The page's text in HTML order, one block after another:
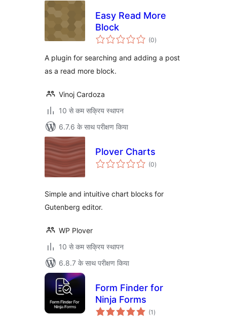
Easy Read More
Block
(0कुल
दर)
A plugin for searching and adding a post
as a read more block.
Vinoj Cardoza
10 से कम सक्रिय स्थापन
6.7.6 के साथ परीक्षण किया
Plover Charts
(0कुल
दर)
Simple and intuitive chart blocks for
Gutenberg editor.
WP Plover
10 से कम सक्रिय स्थापन
6.8.7 के साथ परीक्षण किया
Form Finder for
Ninja Forms
(1 कुल
दर)